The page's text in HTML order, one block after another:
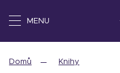
MENU
Domů Knihy